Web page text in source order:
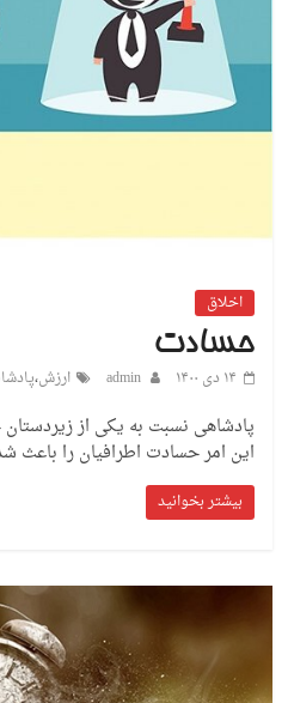
اخلاق
حسادت
۱۴ دی ۱۴۰۰ admin ارزش،
پادشاهی نسبت به یکی از
این امر حسادت اطرافیان را باعث
بیشتر بخوانید